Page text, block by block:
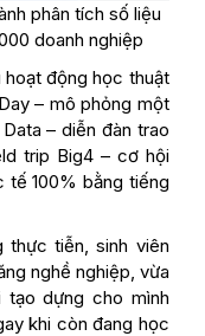
phân tích số liệu
doanh nghiệp
động học thuật
– mô phỏng một
– diễn đàn trao
trip Big4 – cơ hội
tế 100% bằng tiếng
thực tiễn, sinh viên
nghề nghiệp, vừa
tạo dựng cho mình
khi còn đang học